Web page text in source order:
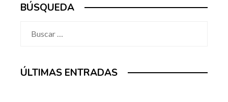
BÚSQUEDA
ÚLTIMAS ENTRADAS